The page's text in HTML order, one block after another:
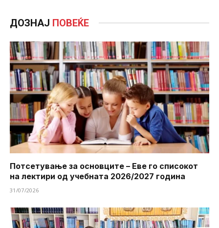
ДОЗНАЈ ПОВЕЌЕ
Потсетување за основците – Еве го списокот
на лектири од учебната 2026/2027 година
31/07/2026